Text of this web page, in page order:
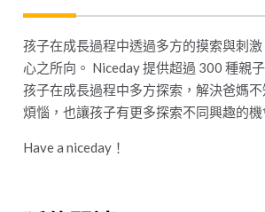
孩子在成長過程中透過多方的摸索與刺
心之所向。 Niceday 提供超過 300 種親
孩子在成長過程中多方探索，解決爸媽
煩惱，也讓孩子有更多探索不同興趣的機
Have a niceday！